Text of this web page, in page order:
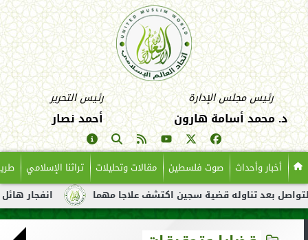
رئيس مجلس الإدارة
د. محمد أسامة هارون
رئيس التحرير
أحمد نصار
أخبار وأحداث صوت فلسطين مقالات وتحليلات تراثنا الإسلامي
انفجار هائل لناقلة نفط تناوله قضية سجين اكتشف علاجا مهما